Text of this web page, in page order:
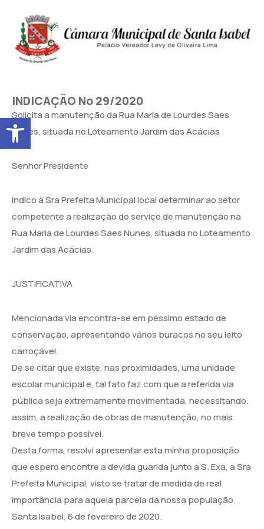
Abrir a barra de ferramentas
INDICAÇÃO No 29/2020
Solicita a manutenção da Rua Maria de Lourdes Saes
Nunes, situada no Loteamento Jardim das Acácias
Senhor Presidente
Indico à Sra Prefeita Municipal local determinar ao setor
competente a realização do serviço de manutenção na
Rua Maria de Lourdes Saes Nunes, situada no Loteamento
Jardim das Acácias.
JUSTIFICATIVA
Mencionada via encontra-se em péssimo estado de
conservação, apresentando vários buracos no seu leito
carroçável.
De se citar que existe, nas proximidades, uma unidade
escolar municipal e, tal fato faz com que a referida via
pública seja extremamente movimentada, necessitando,
assim, a realização de obras de manutenção, no mais
breve tempo possível.
Desta forma, resolvi apresentar esta minha proposição
que espero encontre a devida guarida junto a S. Exa, a Sra
Prefeita Municipal, visto se tratar de medida de real
importância para aquela parcela da nossa população.
Santa Isabel, 6 de fevereiro de 2020.